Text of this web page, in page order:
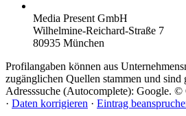
Media Present GmbH
Wilhelmine-Reichard-Straße 7
80935 München
Profilangaben können aus
zugänglichen Quellen stammen und
Adresssuche (Autocomplete): Google. ©
· Daten korrigieren · Eintrag